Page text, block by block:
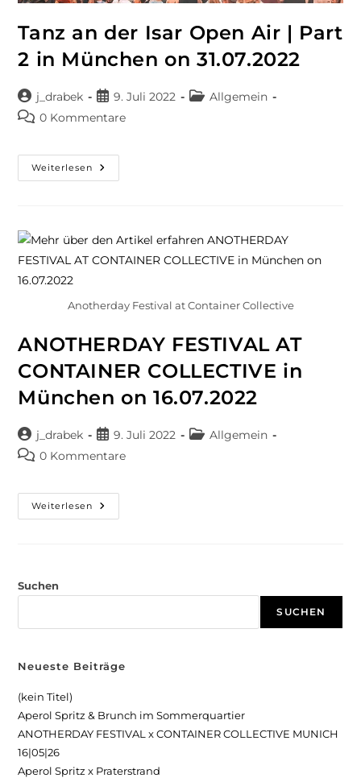
Tanz an der Isar Open Air | Part
2 in München on 31.07.2022
j_drabek 9. Juli 2022
Allgemein
0 Kommentare
Weiterlesen
Anotherday Festival at Container Collective
ANOTHERDAY FESTIVAL AT
CONTAINER COLLECTIVE in
München on 16.07.2022
j_drabek 9. Juli 2022
Allgemein
0 Kommentare
Weiterlesen
Suchen
SUCHEN
Neueste Beiträge
(kein Titel)
Aperol Spritz & Brunch im Sommerquartier
ANOTHERDAY FESTIVAL x CONTAINER COLLECTIVE MUNICH
16|05|26
Aperol Spritz x Praterstrand